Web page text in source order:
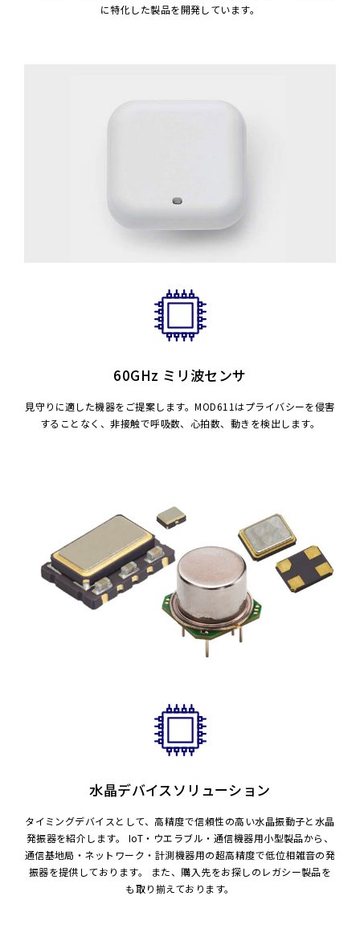
に特化した製品を開発しています。
60GHz ミリ波センサ
見守りに適した機器をご提案します。MOD611はプライバシーを侵害
することなく、非接触で呼吸数、心拍数、動きを検出します。
水晶デバイスソリューション
タイミングデバイスとして、高精度で信頼性の高い水晶振動子と水晶
発振器を紹介します。 IoT・ウエラブル・通信機器用小型製品から、
通信基地局・ネットワーク・計測機器用の超高精度で低位相雑音の発
振器を提供しております。 また、購入先をお探しのレガシー製品を
も取り揃えております。